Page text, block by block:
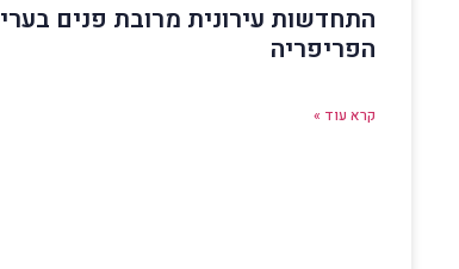
התחדשות עירונית מרובת פנים בערי
הפריפריה
קרא עוד »